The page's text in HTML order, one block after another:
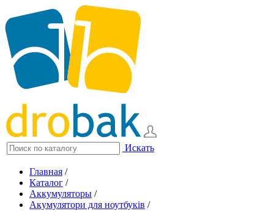
Искать
Главная /
Каталог /
Аккумуляторы /
Акумулятори для ноутбуків /